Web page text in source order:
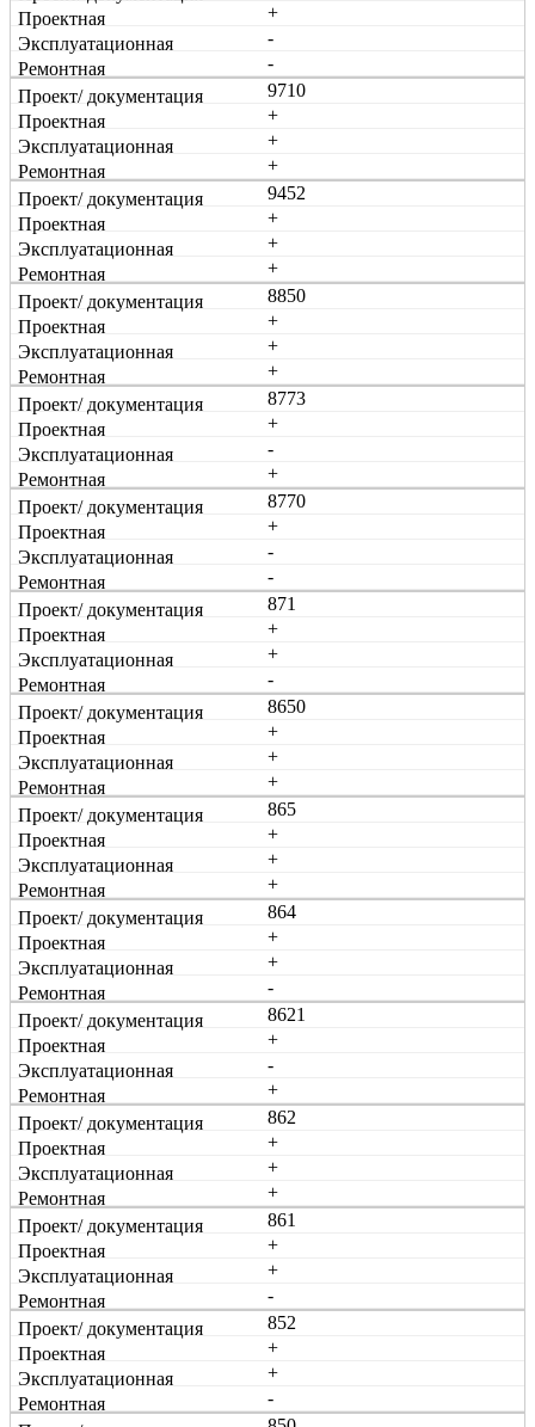
+
-
-
9710
+
+
+
9452
+
+
+
8850
+
+
+
8773
+
-
+
8770
+
-
-
871
+
+
-
8650
+
+
+
865
+
+
+
864
+
+
-
8621
+
-
+
862
+
+
+
861
+
+
-
852
+
+
-